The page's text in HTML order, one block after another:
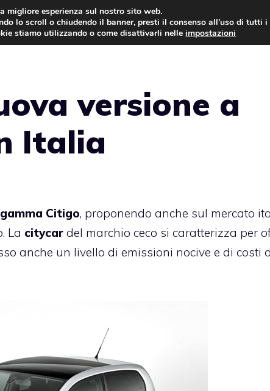
AUTO NEWS
versione a
Italia
gamma Citigo, proponendo anche sul mercato
La citycar del marchio ceco si caratterizza per
anche un livello di emissioni nocive e di costi
esperienza sul nostro sito web.
lo scroll o chiudendo il banner, presti il consenso all’uso di tutti i
stiamo utilizzando o come disattivarli nelleimpostazioni